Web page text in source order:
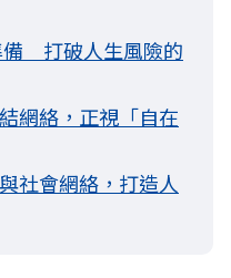
打破人生風險的
網絡，正視「自在
社會網絡，打造人